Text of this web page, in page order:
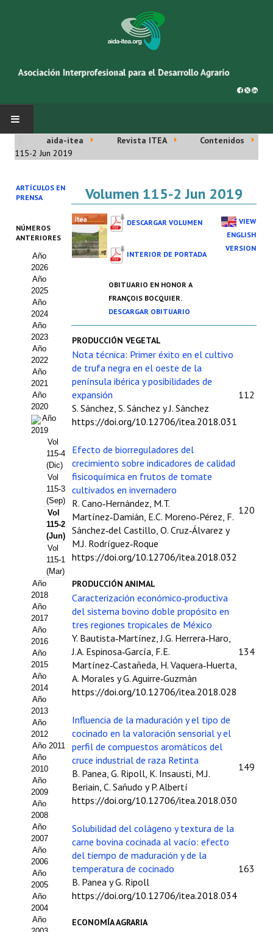
INICIO
Asociación AIDA
Cincuentenario AIDA
Organigrama
Estatutos
Hacerse socio
Noticias
Galería de Fotos
Web AIDA 2.0
REVISTA ITEA
Presentación ITEA
Equipo Editorial
Leer revista ITEA
Directrices para autores/as
Políticas Editoriales
Propuesta Volumen Especial
Sello Calidad FECYT
Premio Prensa Agraria
Buscador de Artículos
JORNADAS AIDA
Presentación Jornadas
Comunicaciones
Jornadas PAM 2026
Premio Jóvenes Investigadores
Buscador de Comunicaciones
Buscador de Comunicaciones
CONTACTO
BUSCADOR
aida-itea Revista ITEA
Contenidos
115-2 Jun 2019
ARTÍCULOS EN
PRENSA
NÚMEROS
ANTERIORES
Año
2026
Año
2025
Año
2024
Año
2023
Año
2022
Año
2021
Año
2020
Año
2019
Vol
115-4
(Dic)
Vol
115-3
(Sep)
Vol
115-2
(Jun)
Vol
115-1
(Mar)
Año
2018
Año
2017
Año
2016
Año
2015
Año
2014
Año
2013
Año
2012
Año 2011
Año
2010
Año
2009
Año
2008
Año
2007
Año
2006
Año
2005
Año
2004
Año
Volumen 115-2 Jun 2019
DESCARGAR VOLUMEN
INTERIOR DE PORTADA
OBITUARIO EN HONOR A
FRANÇOIS BOCQUIER.
DESCARGAR OBITUARIO
VIEW
ENGLISH
VERSION
PRODUCCIÓN VEGETAL
Nota técnica: Primer éxito en el cultivo
de trufa negra en el oeste de la
península ibérica y posibilidades de
expansión
S. Sánchez, S. Sánchez y J. Sánchez
https://doi.org/10.12706/itea.2018.031
112
Efecto de biorreguladores del
crecimiento sobre indicadores de calidad
fisicoquímica en frutos de tomate
cultivados en invernadero
R. Cano‑Hernández, M.T.
Martínez‑Damián, E.C. Moreno‑Pérez, F.
Sánchez‑del Castillo, O. Cruz‑Álvarez y
M.J. Rodríguez‑Roque
https://doi.org/10.12706/itea.2018.032
120
PRODUCCIÓN ANIMAL
Caracterización económico‑productiva
del sistema bovino doble propósito en
tres regiones tropicales de México
Y. Bautista‑Martínez, J.G. Herrera‑Haro,
J.A. Espinosa‑García, F.E.
Martínez‑Castañeda, H. Vaquera‑Huerta,
A. Morales y G. Aguirre‑Guzmán
https://doi.org/10.12706/itea.2018.028
134
Influencia de la maduración y el tipo de
cocinado en la valoración sensorial y el
perfil de compuestos aromáticos del
cruce industrial de raza Retinta
B. Panea, G. Ripoll, K. Insausti, M.J.
Beriain, C. Sañudo y P. Albertí
https://doi.org/10.12706/itea.2018.030
149
Solubilidad del colágeno y textura de la
carne bovina cocinada al vacío: efecto
del tiempo de maduración y de la
temperatura de cocinado
B. Panea y G. Ripoll
https://doi.org/10.12706/itea.2018.034
163
ECONOMÍA AGRARIA